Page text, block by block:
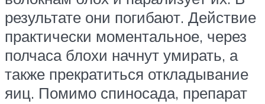
результате они погибают. Действие
практически моментальное, через
полчаса блохи начнут умирать, а
также прекратиться откладывание
яиц. Помимо спиносада, препарат